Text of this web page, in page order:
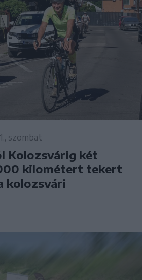
szombat
Kolozsvárig két
kilométert tekert
kolozsvári